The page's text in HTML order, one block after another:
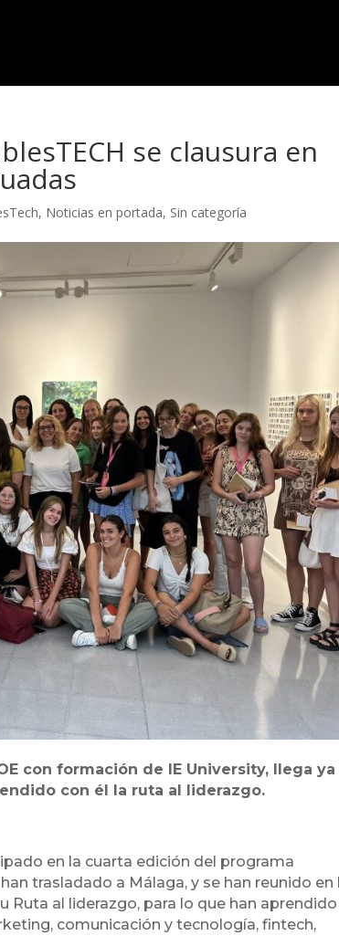
se clausura en
, Noticias en portada, Sin categoría
con formación de IE University, llega ya
con él la ruta al liderazgo.
en la cuarta edición del programa
trasladado a Málaga, y se han reunido en
Ruta al liderazgo, para lo que han aprendido
comunicación y tecnología, fintech,